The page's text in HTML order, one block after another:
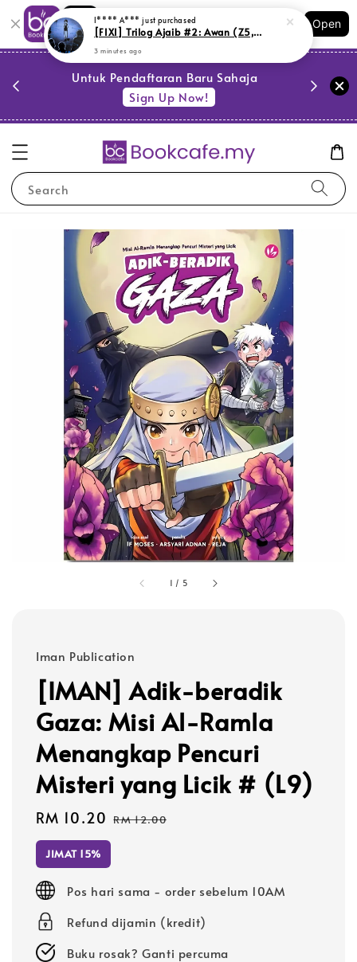
Shopping: Track Your Order
Your Trusted Shops
Open
Untuk Pendaftaran Baru Sahaja
Sign Up Now!
Search
1 / 5
Iman Publication
[IMAN] Adik-beradik
Gaza: Misi Al-Ramla
Menangkap Pencuri
Misteri yang Licik # (L9)
Sale
price
RM 10.20 Regular
RM 12.00
JIMAT 15%
Pos hari sama - order sebelum 10AM
Refund dijamin (kredit)
Buku rosak? Ganti percuma
I**** A*** just purchased
[FIXI] Trilog Ajaib #2: Awan (Z5,Y29,Y55)
3 minutes ago